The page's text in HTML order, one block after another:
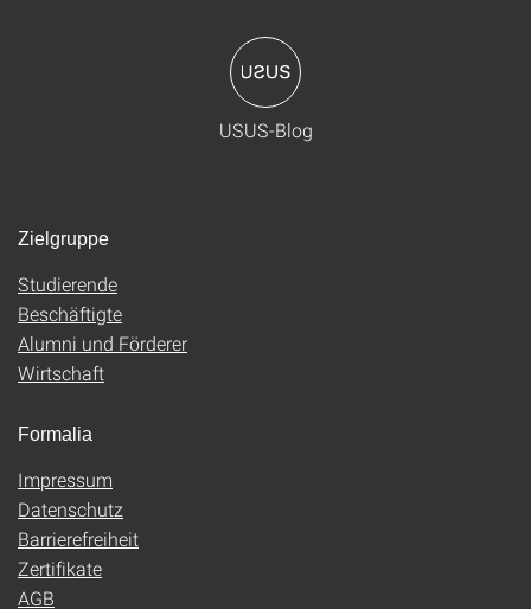
USUS-Blog
Zielgruppe
Studierende
Beschäftigte
Alumni und Förderer
Wirtschaft
Formalia
Impressum
Datenschutz
Barrierefreiheit
Zertifikate
AGB